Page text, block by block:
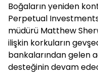
Boğaların yeniden
Perpetual
müdürü Matthew
ilişkin korkuların
bankalarından gelen
desteğinin devam